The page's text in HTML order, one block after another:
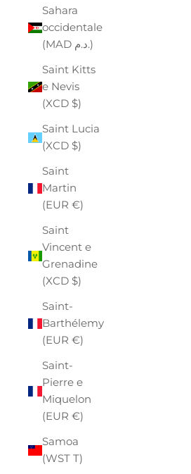
Sahara
occidentale
(MAD د.م.)
Saint Kitts
e Nevis
(XCD $)
Saint Lucia
(XCD $)
Saint
Martin
(EUR €)
Saint
Vincent e
Grenadine
(XCD $)
Saint-
Barthélemy
(EUR €)
Saint-
Pierre e
Miquelon
(EUR €)
Samoa
(WST T)